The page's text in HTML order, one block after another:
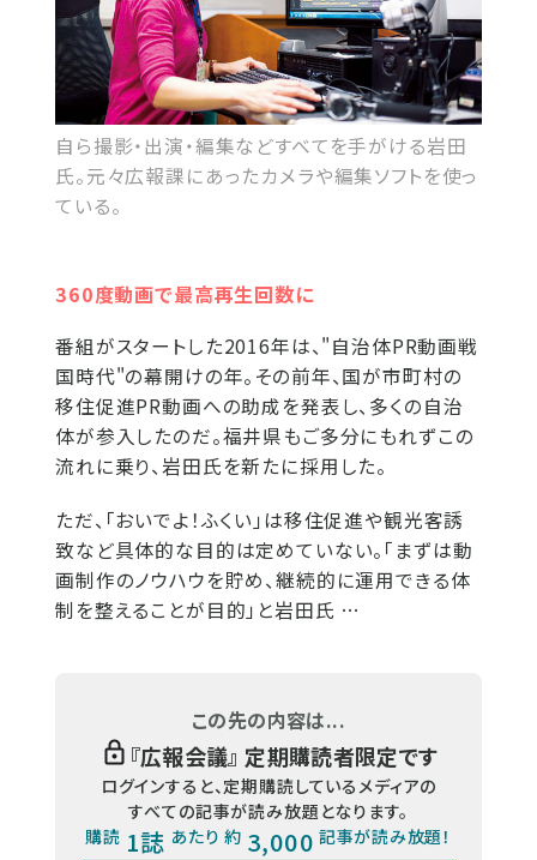
自ら撮影・出演・編集などすべてを手がける岩田
氏。元々広報課にあったカメラや編集ソフトを使っ
ている。
360度動画で最高再生回数に
番組がスタートした2016年は、"自治体PR動画戦
国時代"の幕開けの年。その前年、国が市町村の
移住促進PR動画への助成を発表し、多くの自治
体が参入したのだ。福井県もご多分にもれずこの
流れに乗り、岩田氏を新たに採用した。
ただ、「おいでよ！ふくい」は移住促進や観光客誘
致など具体的な目的は定めていない。「まずは動
画制作のノウハウを貯め、継続的に運用できる体
制を整えることが目的」と岩田氏 …
この先の内容は...
『広報会議』 定期購読者限定です
ログインすると、定期購読しているメディアの
すべての記事が読み放題となります。
購読 1誌 あたり 約 3,000 記事が読み放題！